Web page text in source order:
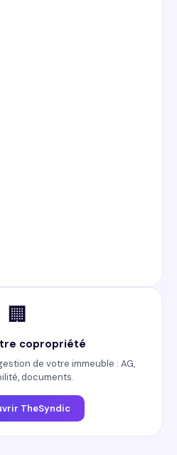
🏢
copropriété
de votre immeuble : AG,
documents.
TheSyndic